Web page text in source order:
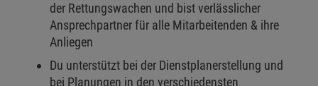
der Rettungswachen und bist verlässlicher
Ansprechpartner für alle Mitarbeitenden & ihre
Anliegen
Du unterstützt bei der Dienstplanerstellung und
bei Planungen in den verschiedensten